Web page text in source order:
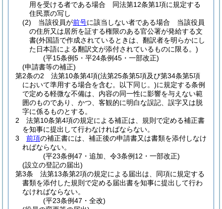
用を受ける者である場合 同法第12条第1項に規定する
住民票の写し
(2)
当該役員が前号に該当しない者である場合 当該役員
の住所又は居所を証する権限のある官公署が発給する文
書(外国語で作成されているときは、翻訳者を明らかにし
た日本語による翻訳文が添付されているものに限る。)
(平15条例5・平24条例45・一部改正)
(申請書等の補正)
第2条の2
法第10条第4項(法第25条第5項及び第34条第5項
において準用する場合を含む。以下同じ。)に規定する条例
で定める軽微な不備は、内容の同一性に影響を与えない範
囲のものであり、かつ、客観的に明白な誤記、誤字又は脱
字に係るものとする。
2
法第10条第4項の規定による補正は、規則で定める補正書
を知事に提出して行わなければならない。
3
前項の補正書には、補正後の申請書又は書類を添付しなけ
ればならない。
(平23条例47・追加、令3条例12・一部改正)
(設立の登記の届出)
第3条
法第13条第2項の規定による届出は、同項に規定する
書類を添付した規則で定める届出書を知事に提出して行わ
なければならない。
(平23条例47・全改)